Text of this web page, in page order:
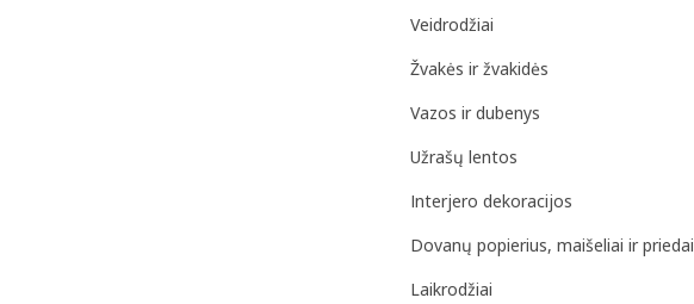
Veidrodžiai
Žvakės ir žvakidės
Vazos ir dubenys
Užrašų lentos
Interjero dekoracijos
Dovanų popierius, maišeliai ir priedai
Laikrodžiai